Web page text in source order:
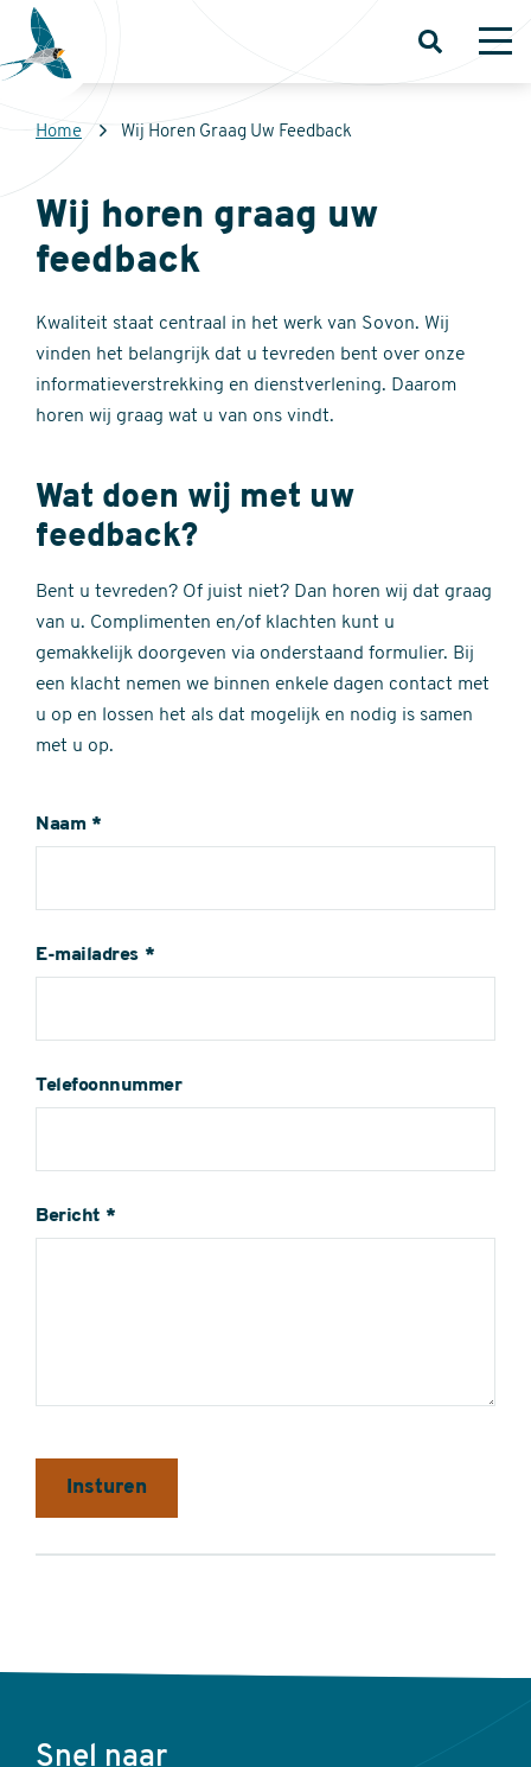
Overslaan
naar
inhoud
Sovon
Homepage
Open
Kruimelpad
Home Wij Horen Graag Uw Feedback
Wij horen graag uw
feedback
Kwaliteit staat centraal in het werk van Sovon. Wij
vinden het belangrijk dat u tevreden bent over onze
informatieverstrekking en dienstverlening. Daarom
horen wij graag wat u van ons vindt.
Wat doen wij met uw
feedback?
Bent u tevreden? Of juist niet? Dan horen wij dat graag
van u. Complimenten en/of klachten kunt u
gemakkelijk doorgeven via onderstaand formulier. Bij
een klacht nemen we binnen enkele dagen contact met
u op en lossen het als dat mogelijk en nodig is samen
met u op.
Naam
E-mailadres
Telefoonnummer
Bericht
Voet
Snel naar